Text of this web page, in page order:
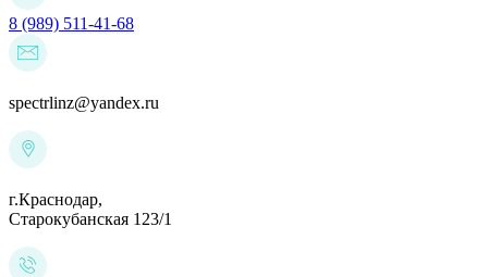
8 (989) 511-41-68
spectrlinz@yandex.ru
г.Краснодар,
Старокубанская 123/1